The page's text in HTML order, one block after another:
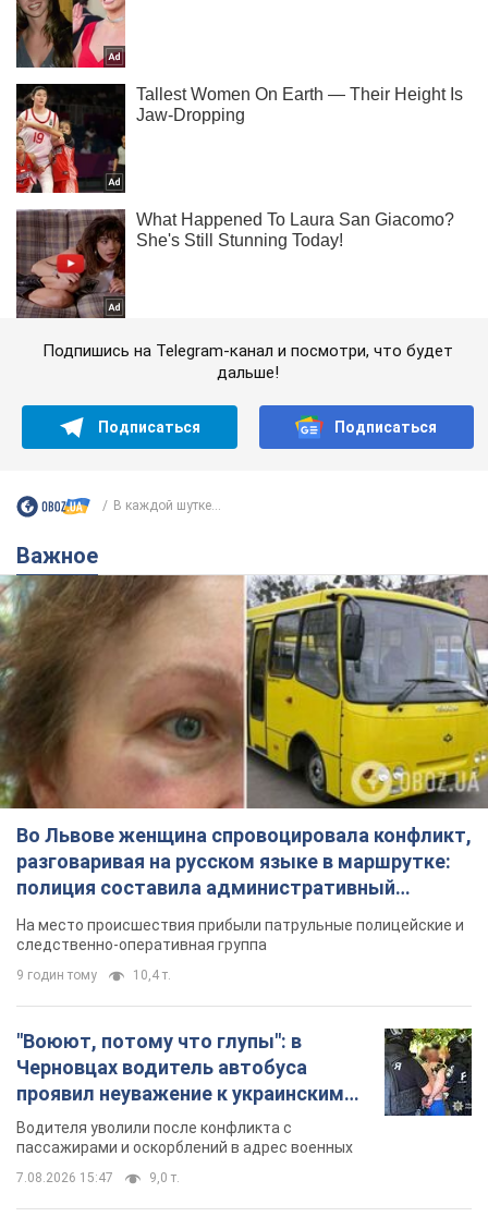
Подпишись на Telegram-канал и посмотри, что будет
дальше!
Подписаться Подписаться
В каждой шутке...
Важное
Во Львове женщина спровоцировала конфликт,
разговаривая на русском языке в маршрутке:
полиция составила административный
протокол. Видео
На место происшествия прибыли патрульные полицейские и
следственно-оперативная группа
9 годин тому 10,4 т.
"Воюют, потому что глупы": в
Черновцах водитель автобуса
проявил неуважение к украинским
военным и поплатился за это.
Видео
Водителя уволили после конфликта с
пассажирами и оскорблений в адрес военных
7.08.2026 15:47 9,0 т.